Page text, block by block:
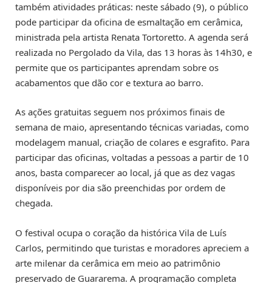
também atividades práticas: neste sábado (9), o público
pode participar da oficina de esmaltação em cerâmica,
ministrada pela artista Renata Tortoretto. A agenda será
realizada no Pergolado da Vila, das 13 horas às 14h30, e
permite que os participantes aprendam sobre os
acabamentos que dão cor e textura ao barro.
As ações gratuitas seguem nos próximos finais de
semana de maio, apresentando técnicas variadas, como
modelagem manual, criação de colares e esgrafito. Para
participar das oficinas, voltadas a pessoas a partir de 10
anos, basta comparecer ao local, já que as dez vagas
disponíveis por dia são preenchidas por ordem de
chegada.
O festival ocupa o coração da histórica Vila de Luís
Carlos, permitindo que turistas e moradores apreciem a
arte milenar da cerâmica em meio ao patrimônio
preservado de Guararema. A programação completa